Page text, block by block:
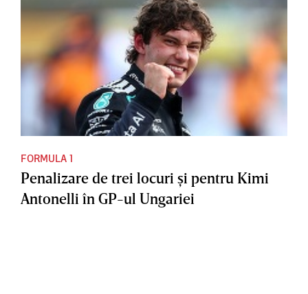
FORMULA 1
Penalizare de trei locuri şi pentru Kimi
Antonelli în GP-ul Ungariei